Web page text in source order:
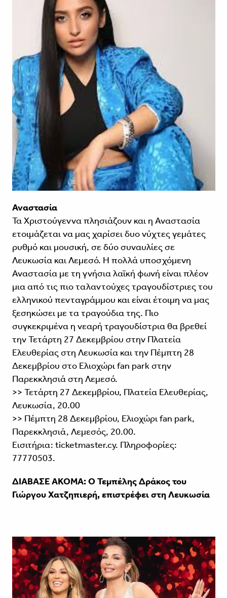
Αναστασία
Τα Χριστούγεννα πλησιάζουν και η Αναστασία
ετοιμάζεται να μας χαρίσει δυο νύχτες γεμάτες
ρυθμό και μουσική, σε δύο συναυλίες σε
Λευκωσία και Λεμεσό. Η πολλά υποσχόμενη
Αναστασία με τη γνήσια λαϊκή φωνή είναι πλέον
μια από τις πιο ταλαντούχες τραγουδίστριες του
ελληνικού πενταγράμμου και είναι έτοιμη να μας
ξεσηκώσει με τα τραγούδια της. Πιο
συγκεκριμένα η νεαρή τραγουδίστρια θα βρεθεί
την Τετάρτη 27 Δεκεμβρίου στην Πλατεία
Ελευθερίας στη Λευκωσία και την Πέμπτη 28
Δεκεμβρίου στο Ελιοχώρι fan park στην
Παρεκκλησιά στη Λεμεσό.
>> Τετάρτη 27 Δεκεμβρίου, Πλατεία Ελευθερίας,
Λευκωσία, 20.00
>> Πέμπτη 28 Δεκεμβρίου, Ελιοχώρι fan park,
Παρεκκλησιά, Λεμεσός, 20.00.
Εισιτήρια: ticketmaster.cy. Πληροφορίες:
77770503.
ΔΙΑΒΑΣΕ ΑΚΟΜΑ: Ο Τεμπέλης Δράκος του
Γιώργου Χατζηπιερή, επιστρέφει στη Λευκωσία